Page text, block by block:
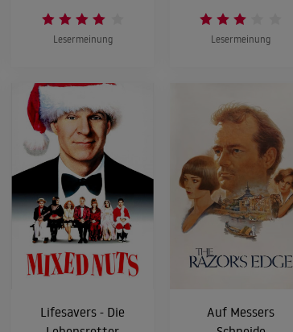
Lesermeinung Lesermeinung
Lifesavers - Die
Auf Messers